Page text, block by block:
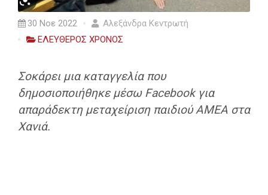
30 Νοε 2022
Αλεξάνδρα Κεντρωτή
ΕΛΕΥΘΕΡΟΣ ΧΡΟΝΟΣ
Σοκάρει μια καταγγελία που
δημοσιοποιήθηκε μέσω Facebook για
απαράδεκτη μεταχείριση παιδιού ΑΜΕΑ στα
Χανιά.